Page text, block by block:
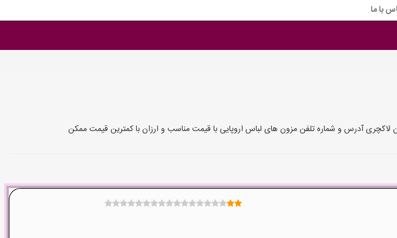
با ما
لاکچری آدرس و شماره تلفن مزون های لباس اروپایی با قیمت مناسب و ارزان با کمترین قیمت ممکن